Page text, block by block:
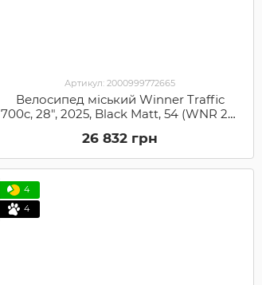
Артикул: 2000999772665
Велосипед міський Winner Traffic
700c, 28", 2025, Black Matt, 54 (WNR 25-
26 832 грн
4
4